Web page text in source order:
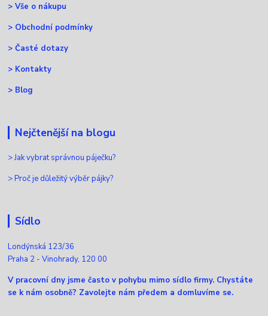
>Vše o nákupu
> Obchodní podmínky
>Časté dotazy
> Kontakty
> Blog
Nejčtenější na blogu
>Jak vybrat správnou páječku?
>Proč je důležitý výběr pájky?
Sídlo
Londýnská 123/36
Praha 2 - Vinohrady, 120 00
V pracovní dny jsme často v pohybu mimo sídlo firmy. Chystáte
se k nám osobně? Zavolejte nám předem a domluvíme se.